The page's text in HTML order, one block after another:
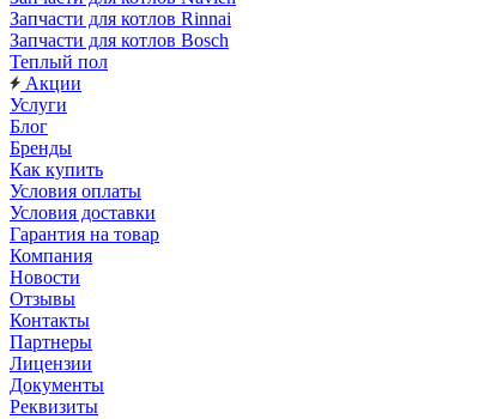
Запчасти для котлов Rinnai
Запчасти для котлов Bosch
Теплый пол
Акции
Услуги
Блог
Бренды
Как купить
Условия оплаты
Условия доставки
Гарантия на товар
Компания
Новости
Отзывы
Контакты
Партнеры
Лицензии
Документы
Реквизиты